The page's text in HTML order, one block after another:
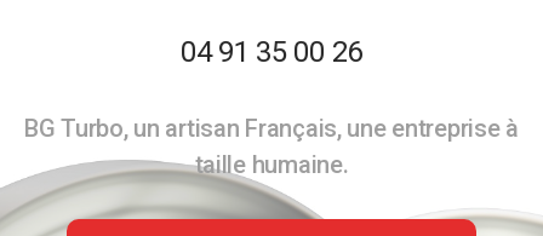
04 91 35 00 26
BG Turbo, un artisan Français, une entreprise à
taille humaine.